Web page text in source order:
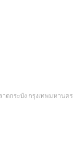
ดกระบัง กรุงเทพมหานคร